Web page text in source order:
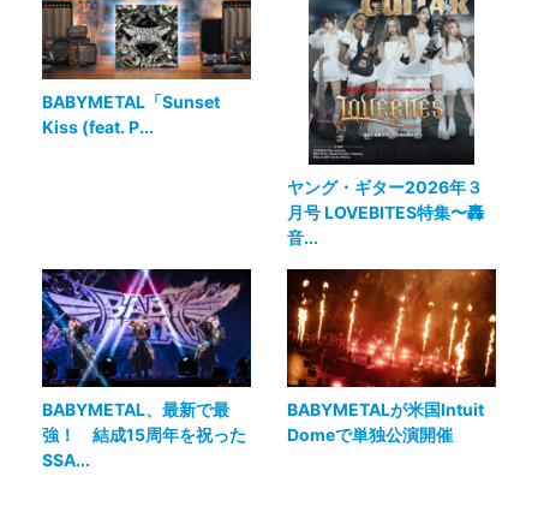
BABYMETAL「Sunset
Kiss (feat. P...
ヤング・ギター2026年３
月号 LOVEBITES特集〜轟
音...
BABYMETAL、最新で最
強！ 結成15周年を祝った
SSA...
BABYMETALが米国Intuit
Domeで単独公演開催